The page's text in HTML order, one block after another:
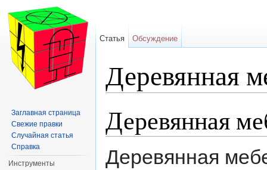
Деревянная
Деревянная
Деревянная
Статья Обсуждение
Заглавная страница
Свежие правки
Случайная статья
Справка
Инструменты